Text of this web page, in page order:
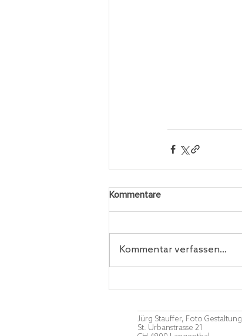
Kommentare
Kommentar verfassen...
Jürg Stauffer, Foto Gestaltung
St. Urbanstrasse 21